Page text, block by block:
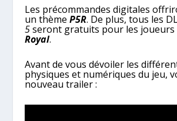
Les précommandes digitales
un thèmeP5R. De plus, tous les
5seront gratuits pour les
Royal.
Avant de vous dévoiler les
physiques et numériques du jeu,
nouveau trailer :